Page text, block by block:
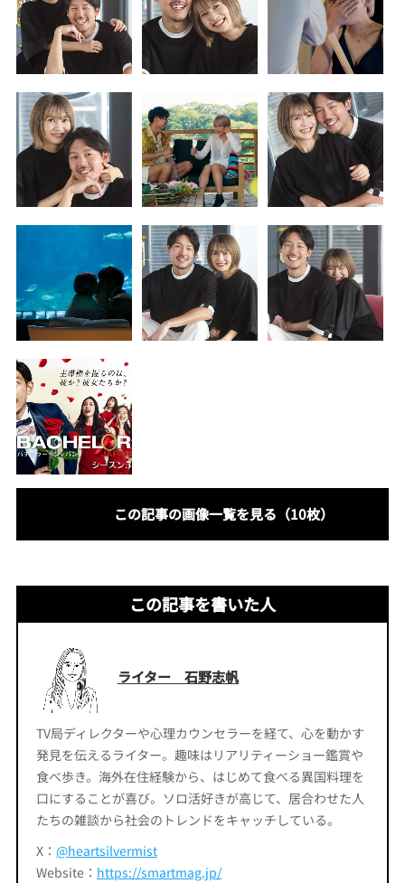
この記事の画像一覧を見る（10枚）
この記事を書いた人
ライター 石野志帆
TV局ディレクターや心理カウンセラーを経て、心を動かす
発見を伝えるライター。趣味はリアリティーショー鑑賞や
食べ歩き。海外在住経験から、はじめて食べる異国料理を
口にすることが喜び。ソロ活好きが高じて、居合わせた人
たちの雑談から社会のトレンドをキャッチしている。
X： @heartsilvermist
Website： https://smartmag.jp/